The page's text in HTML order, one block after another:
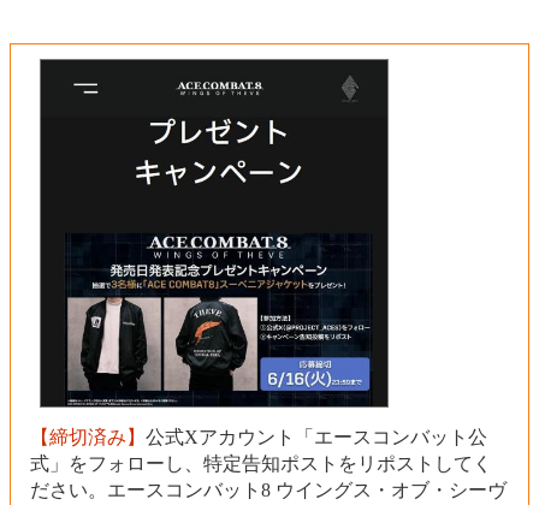
【締切済み】 公式Xアカウント「エースコンバット公
式」をフォローし、特定告知ポストをリポストしてく
ださい。エースコンバット8 ウイングス・オブ・シーヴ